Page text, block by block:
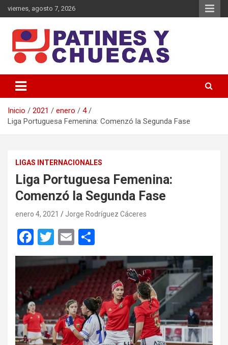
Saltar
al
viernes, agosto 7, 2026
Patines y Chuecas
Inicio 2021 enero
4
Liga Portuguesa Femenina: Comenzó la Segunda Fase
LIGAS INTERNACIONALES
Liga Portuguesa Femenina:
Comenzó la Segunda Fase
enero 4, 2021 Jorge Rodríguez Cáceres
F
a
ce
b
o
o
k
T
wi
tt
er
E
m
ail
o
m
p
ar
tir